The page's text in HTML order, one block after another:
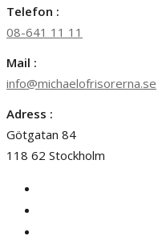
Telefon :
08-641 11 11
Mail :
info@michaelofrisorerna.se
Adress :
Götgatan 84
118 62 Stockholm